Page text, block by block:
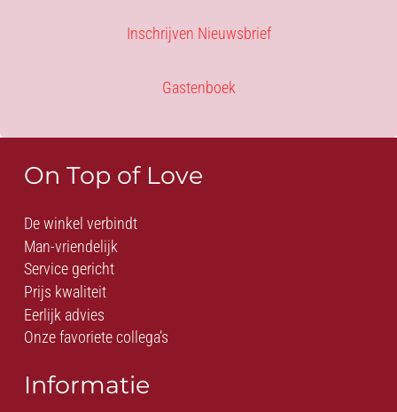
Inschrijven Nieuwsbrief
Gastenboek
On Top of Love
De winkel verbindt
Man-vriendelijk
Service gericht
Prijs kwaliteit
Eerlijk advies
Onze favoriete collega’s
Informatie